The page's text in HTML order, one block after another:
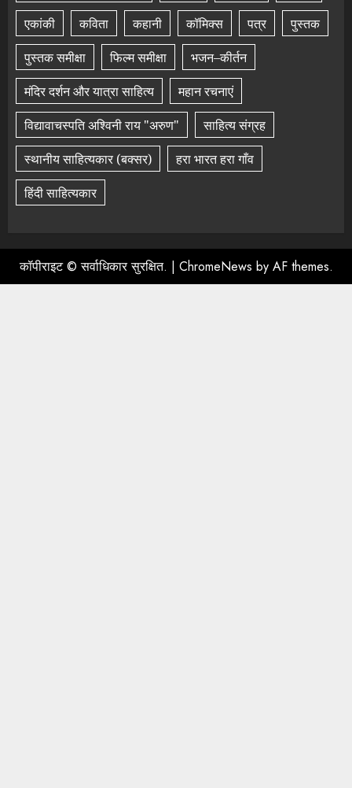
एकांकी
कविता कहानी कॉमिक्स पत्र
पुस्तक
पुस्तक समीक्षा
फिल्म समीक्षा
भजन–कीर्तन
मंदिर दर्शन और यात्रा साहित्य
महान रचनाएं
विद्यावाचस्पति अश्विनी राय "अरुण"
साहित्य संग्रह
स्थानीय साहित्यकार (बक्सर)
हरा भारत हरा गाँव
हिंदी साहित्यकार
कॉपीराइट © सर्वाधिकार सुरक्षित. | ChromeNews by AF themes.